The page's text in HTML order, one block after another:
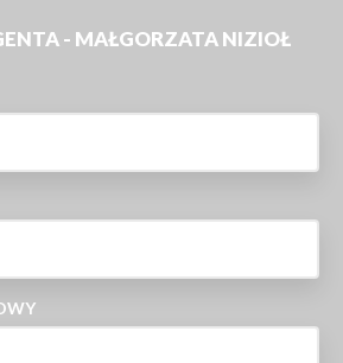
- MAŁGORZATA NIZIOŁ